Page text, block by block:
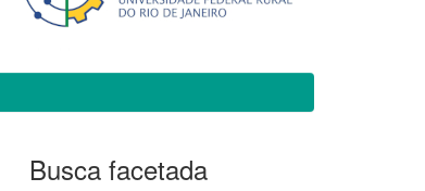
Busca facetada